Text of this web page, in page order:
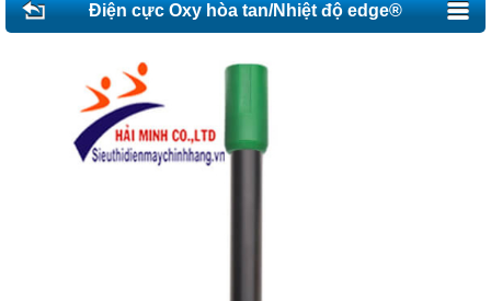
Điện cực Oxy hòa tan/Nhiệt độ edge®